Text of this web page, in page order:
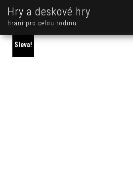
Hry a deskové hry
hraní pro celou rodinu
Sleva!